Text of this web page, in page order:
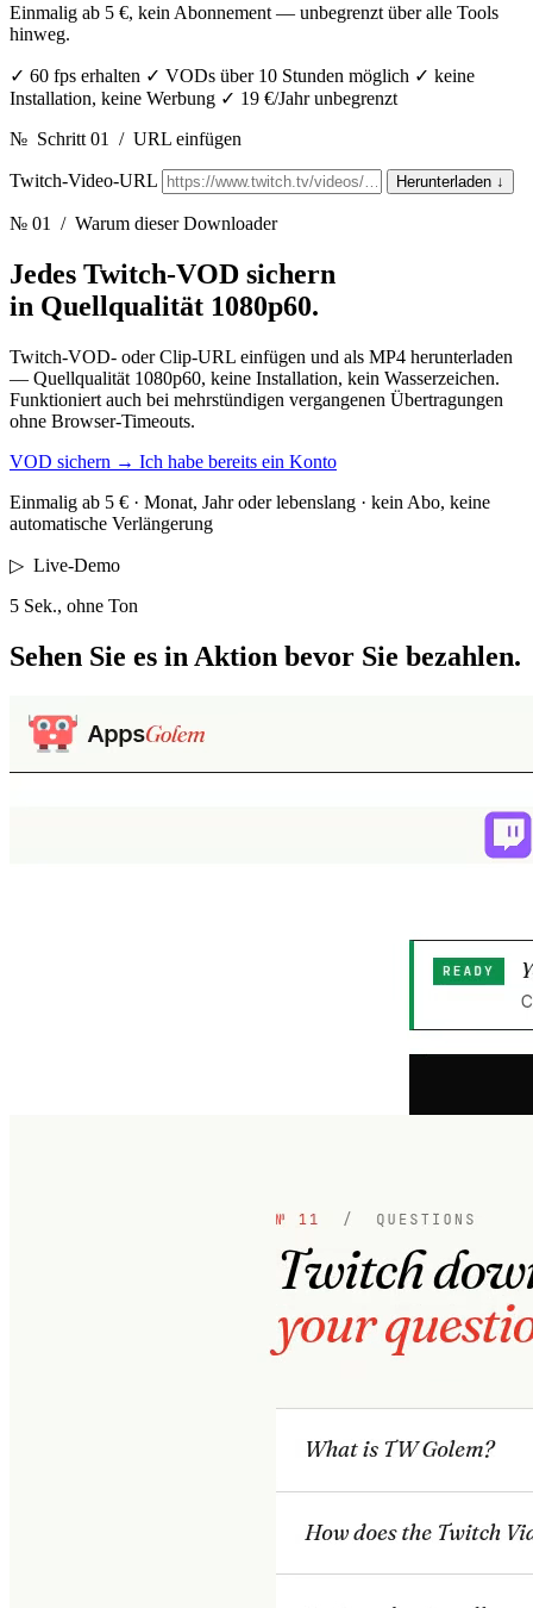
Einmalig ab 5 €, kein Abonnement — unbegrenzt über alle Tools
hinweg.
✓ 60 fps erhalten ✓ VODs über 10 Stunden möglich ✓ keine
Installation, keine Werbung ✓ 19 €/Jahr unbegrenzt
№ Schritt 01 / URL einfügen
Twitch-Video-URL Herunterladen ↓
№ 01 / Warum dieser Downloader
Jedes Twitch-VOD sichern
in Quellqualität 1080p60.
Twitch-VOD- oder Clip-URL einfügen und als MP4 herunterladen
— Quellqualität 1080p60, keine Installation, kein Wasserzeichen.
Funktioniert auch bei mehrstündigen vergangenen Übertragungen
ohne Browser-Timeouts.
VOD sichern → Ich habe bereits ein Konto
Einmalig ab 5 € · Monat, Jahr oder lebenslang · kein Abo, keine
automatische Verlängerung
▷ Live-Demo
5 Sek., ohne Ton
Sehen Sie es in Aktion bevor Sie bezahlen.